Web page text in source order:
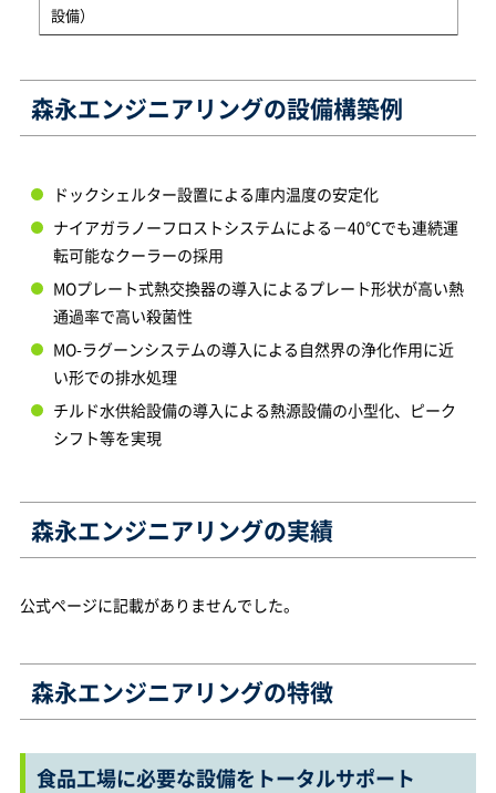
設備）
森永エンジニアリングの設備構築例
ドックシェルター設置による庫内温度の安定化
ナイアガラノーフロストシステムによる－40℃でも連続運
転可能なクーラーの採用
MOプレート式熱交換器の導入によるプレート形状が高い熱
通過率で高い殺菌性
MO-ラグーンシステムの導入による自然界の浄化作用に近
い形での排水処理
チルド水供給設備の導入による熱源設備の小型化、ピーク
シフト等を実現
森永エンジニアリングの実績
公式ページに記載がありませんでした。
森永エンジニアリングの特徴
食品工場に必要な設備をトータルサポート